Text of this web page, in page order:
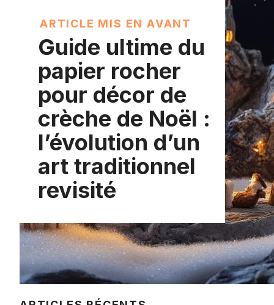
ARTICLE MIS EN AVANT
Guide ultime du
papier rocher
pour décor de
crèche de Noël :
l’évolution d’un
art traditionnel
revisité